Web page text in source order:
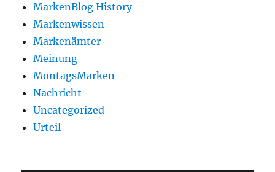
MarkenBlog History
Markenwissen
Markenämter
Meinung
MontagsMarken
Nachricht
Uncategorized
Urteil